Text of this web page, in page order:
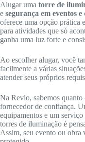
Alugar uma torre de
e segurança em eventos e
oferece uma opção prática
para atividades que só
ganha uma luz forte e
Ao escolher alugar, você
facilmente a várias
atender seus próprios
Na Revlo, sabemos
fornecedor de confiança.
equipamentos e um
torres de iluminação é
Assim, seu evento ou obra